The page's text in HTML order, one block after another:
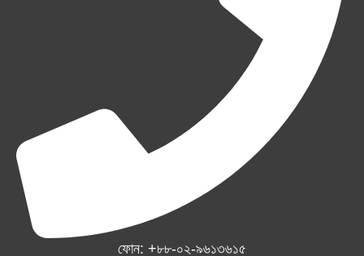
ফোন: +৮৮-০২-৯৬১৩৬১৫